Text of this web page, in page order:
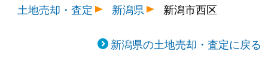
土地売却・査定
新潟県 新潟市西区
新潟県の土地売却・査定に戻る